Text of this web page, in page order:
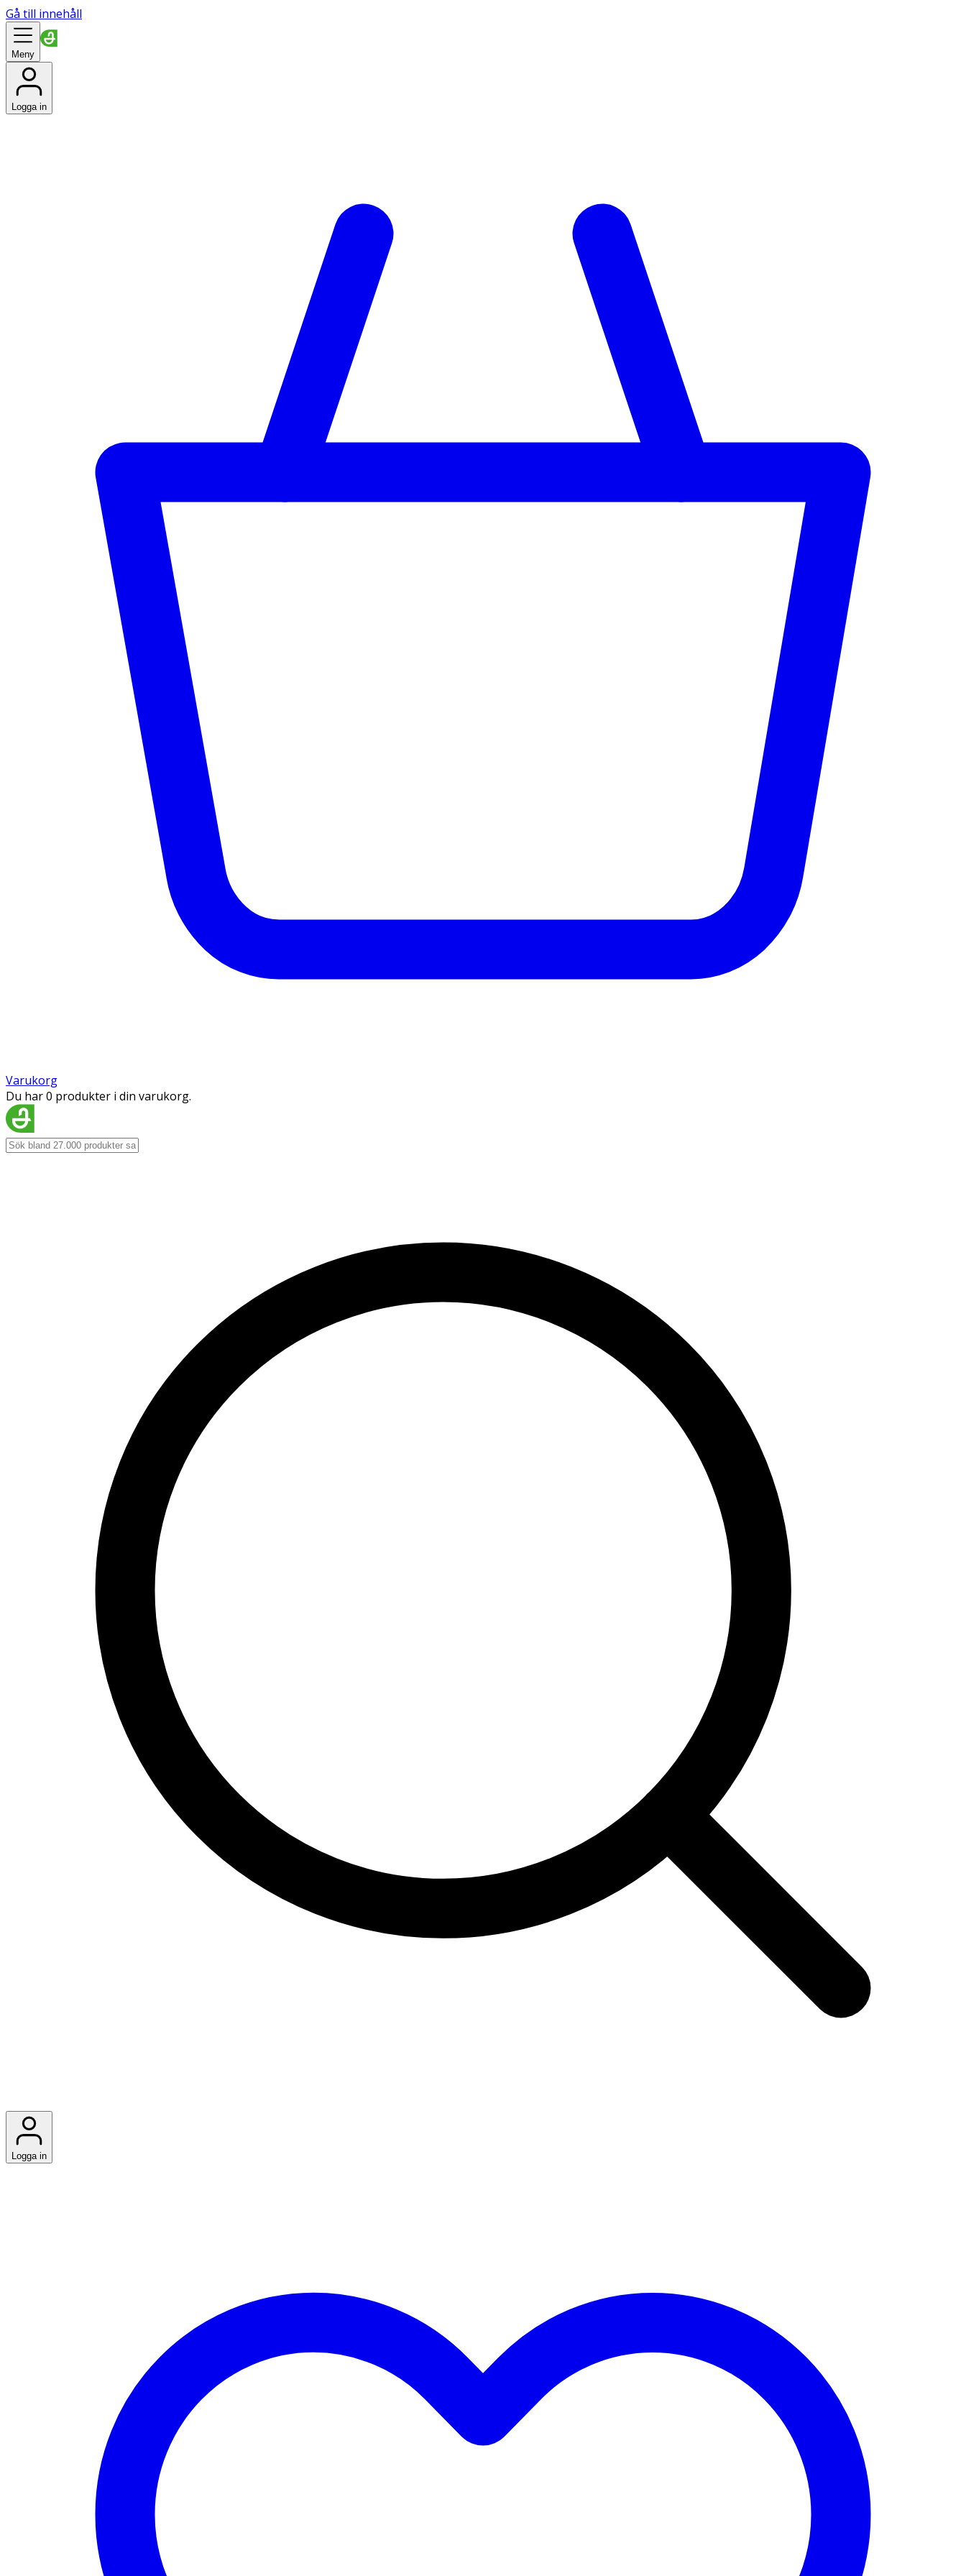
Gå till innehåll
Meny
Logga in
Varukorg
Du har 0 produkter i din varukorg.
Logga in